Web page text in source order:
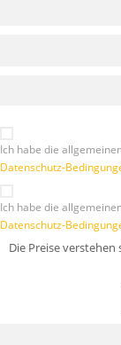
Ich habe die
Datenschutz-
Ich habe die
Datenschutz-
Die Preise